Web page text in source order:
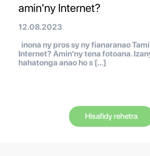
amin'ny Internet?
12.08.2023
inona ny pros sy ny fianaranao
Internet? Amin'ny tena fotoana.
hahatonga anao ho s […]
Hisafidy rehetra